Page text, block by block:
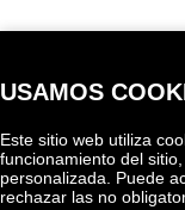
USAMOS
Este sitio web utiliza
funcionamiento del
personalizada. Puede
rechazar las no